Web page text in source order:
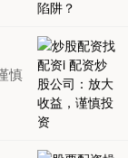
慎